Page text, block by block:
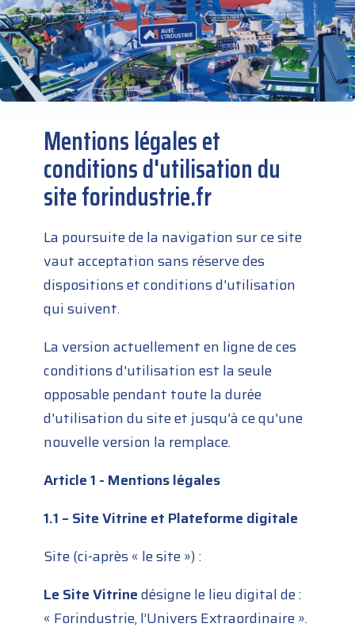
Mentions légales et
conditions d'utilisation du
site forindustrie.fr
La poursuite de la navigation sur ce site
vaut acceptation sans réserve des
dispositions et conditions d'utilisation
qui suivent.
La version actuellement en ligne de ces
conditions d'utilisation est la seule
opposable pendant toute la durée
d'utilisation du site et jusqu'à ce qu'une
nouvelle version la remplace.
Article 1 - Mentions légales
1.1 – Site Vitrine et Plateforme digitale
Site (ci-après « le site ») :
Le Site Vitrinedésigne le lieu digital de :
« Forindustrie, l’Univers Extraordinaire ».